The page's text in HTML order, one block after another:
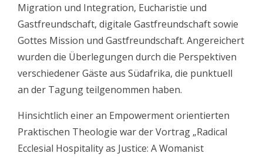
Migration und Integration, Eucharistie und
Gastfreundschaft, digitale Gastfreundschaft sowie
Gottes Mission und Gastfreundschaft. Angereichert
wurden die Überlegungen durch die Perspektiven
verschiedener Gäste aus Südafrika, die punktuell
an der Tagung teilgenommen haben.
Hinsichtlich einer an Empowerment orientierten
Praktischen Theologie war der Vortrag „Radical
Ecclesial Hospitality as Justice: A Womanist